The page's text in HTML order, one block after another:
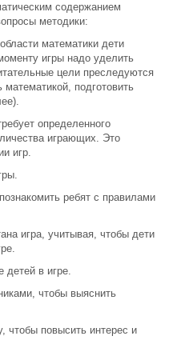
содержанием
методики:
математики дети
игры надо уделить
цели преследуются
математикой, подготовить
определенного
играющих. Это
игр.
ребят с правилами
игра, учитывая, чтобы дети
детей в игре.
чтобы выяснить
чтобы повысить интерес и